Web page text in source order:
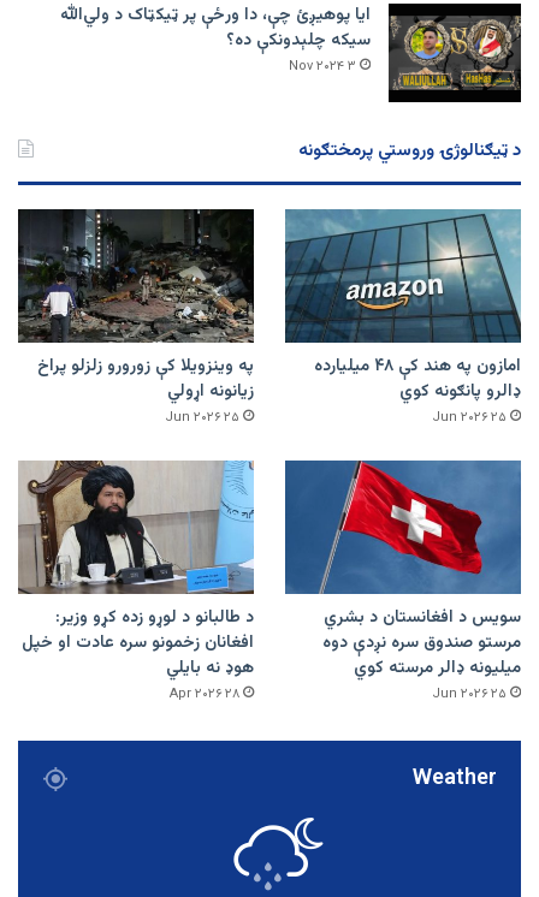
ایا پوهیږئ چې، دا ورځې پر ټيکټاک د ولي‌الله
سیکه چلېدونکې ده؟
۳ Nov ۲۰۲۴
د ټیګنالوژۍ وروستي پرمختګونه
امازون په هند کې ۴۸ میلیارده
ډالرو پانګونه کوي
۲۵ Jun ۲۰۲۶
په وینزویلا کې زورورو زلزلو پراخ
زیانونه اړولي
۲۵ Jun ۲۰۲۶
سویس د افغانستان د بشري
مرستو صندوق سره نږدې دوه
میلیونه ډالر مرسته کوي
۲۵ Jun ۲۰۲۶
د طالبانو د لوړو زده کړو وزیر:
افغانان زخمونو سره عادت او خپل
هوډ نه بایلي
۲۸ Apr ۲۰۲۶
Weather